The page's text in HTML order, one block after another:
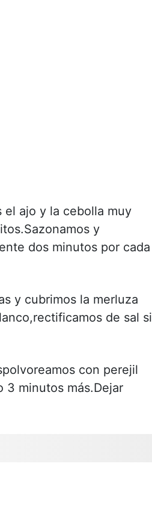
el ajo y la cebolla muy
y
dos minutos por cada
y cubrimos la merluza
de sal si
con perejil
3 minutos más.Dejar